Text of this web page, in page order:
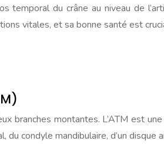
temporal du crâne au niveau de
vitales, et sa bonne santé est
branches montantes. L’ATM est
condyle mandibulaire, d’un